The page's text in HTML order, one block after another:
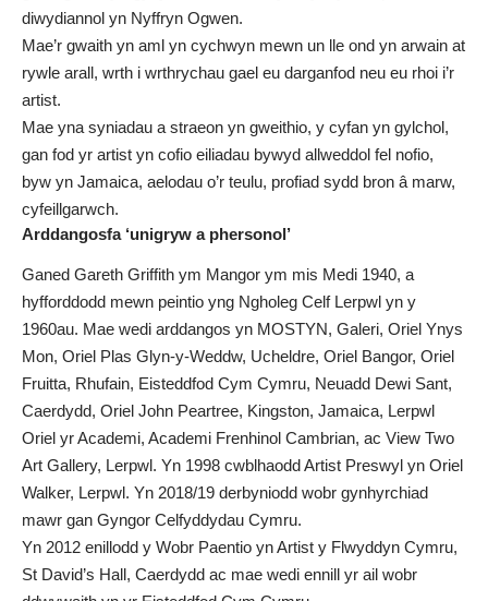
diwydiannol yn Nyffryn Ogwen.
Mae’r gwaith yn aml yn cychwyn mewn un lle ond yn arwain at
rywle arall, wrth i wrthrychau gael eu darganfod neu eu rhoi i’r
artist.
Mae yna syniadau a straeon yn gweithio, y cyfan yn gylchol,
gan fod yr artist yn cofio eiliadau bywyd allweddol fel nofio,
byw yn Jamaica, aelodau o’r teulu, profiad sydd bron â marw,
cyfeillgarwch.
Arddangosfa ‘unigryw a phersonol’
Ganed Gareth Griffith ym Mangor ym mis Medi 1940, a
hyfforddodd mewn peintio yng Ngholeg Celf Lerpwl yn y
1960au. Mae wedi arddangos yn MOSTYN, Galeri, Oriel Ynys
Mon, Oriel Plas Glyn-y-Weddw, Ucheldre, Oriel Bangor, Oriel
Fruitta, Rhufain, Eisteddfod Cym Cymru, Neuadd Dewi Sant,
Caerdydd, Oriel John Peartree, Kingston, Jamaica, Lerpwl
Oriel yr Academi, Academi Frenhinol Cambrian, ac View Two
Art Gallery, Lerpwl. Yn 1998 cwblhaodd Artist Preswyl yn Oriel
Walker, Lerpwl. Yn 2018/19 derbyniodd wobr gynhyrchiad
mawr gan Gyngor Celfyddydau Cymru.
Yn 2012 enillodd y Wobr Paentio yn Artist y Flwyddyn Cymru,
St David’s Hall, Caerdydd ac mae wedi ennill yr ail wobr